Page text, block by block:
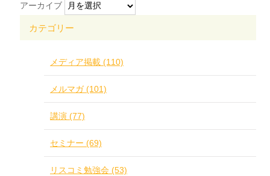
アーカイブ
カテゴリー
メディア掲載 (110)
メルマガ (101)
講演 (77)
セミナー (69)
リスコミ勉強会 (53)